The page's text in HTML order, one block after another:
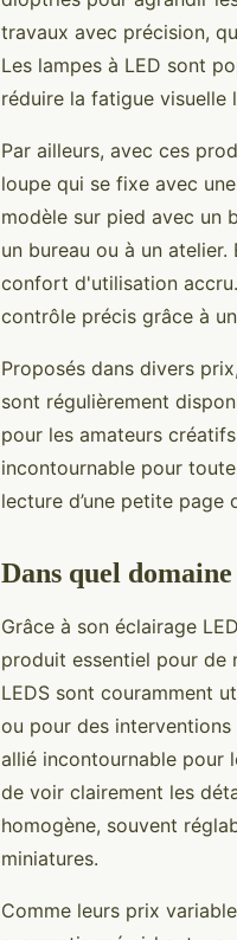
travaux avec précision,
Les lampes à LED sont
réduire la fatigue visuelle
Par ailleurs, avec ces
loupe qui se fixe avec
modèle sur pied avec un
un bureau ou à un
confort d'utilisation
contrôle précis grâce à
Proposés dans divers
sont régulièrement
pour les amateurs
incontournable pour
lecture d’une petite
Dans quel
Grâce à son éclairage
produit essentiel pour de
LEDS sont couramment
ou pour des
allié incontournable pour
de voir clairement les
homogène, souvent
miniatures.
Comme leurs prix